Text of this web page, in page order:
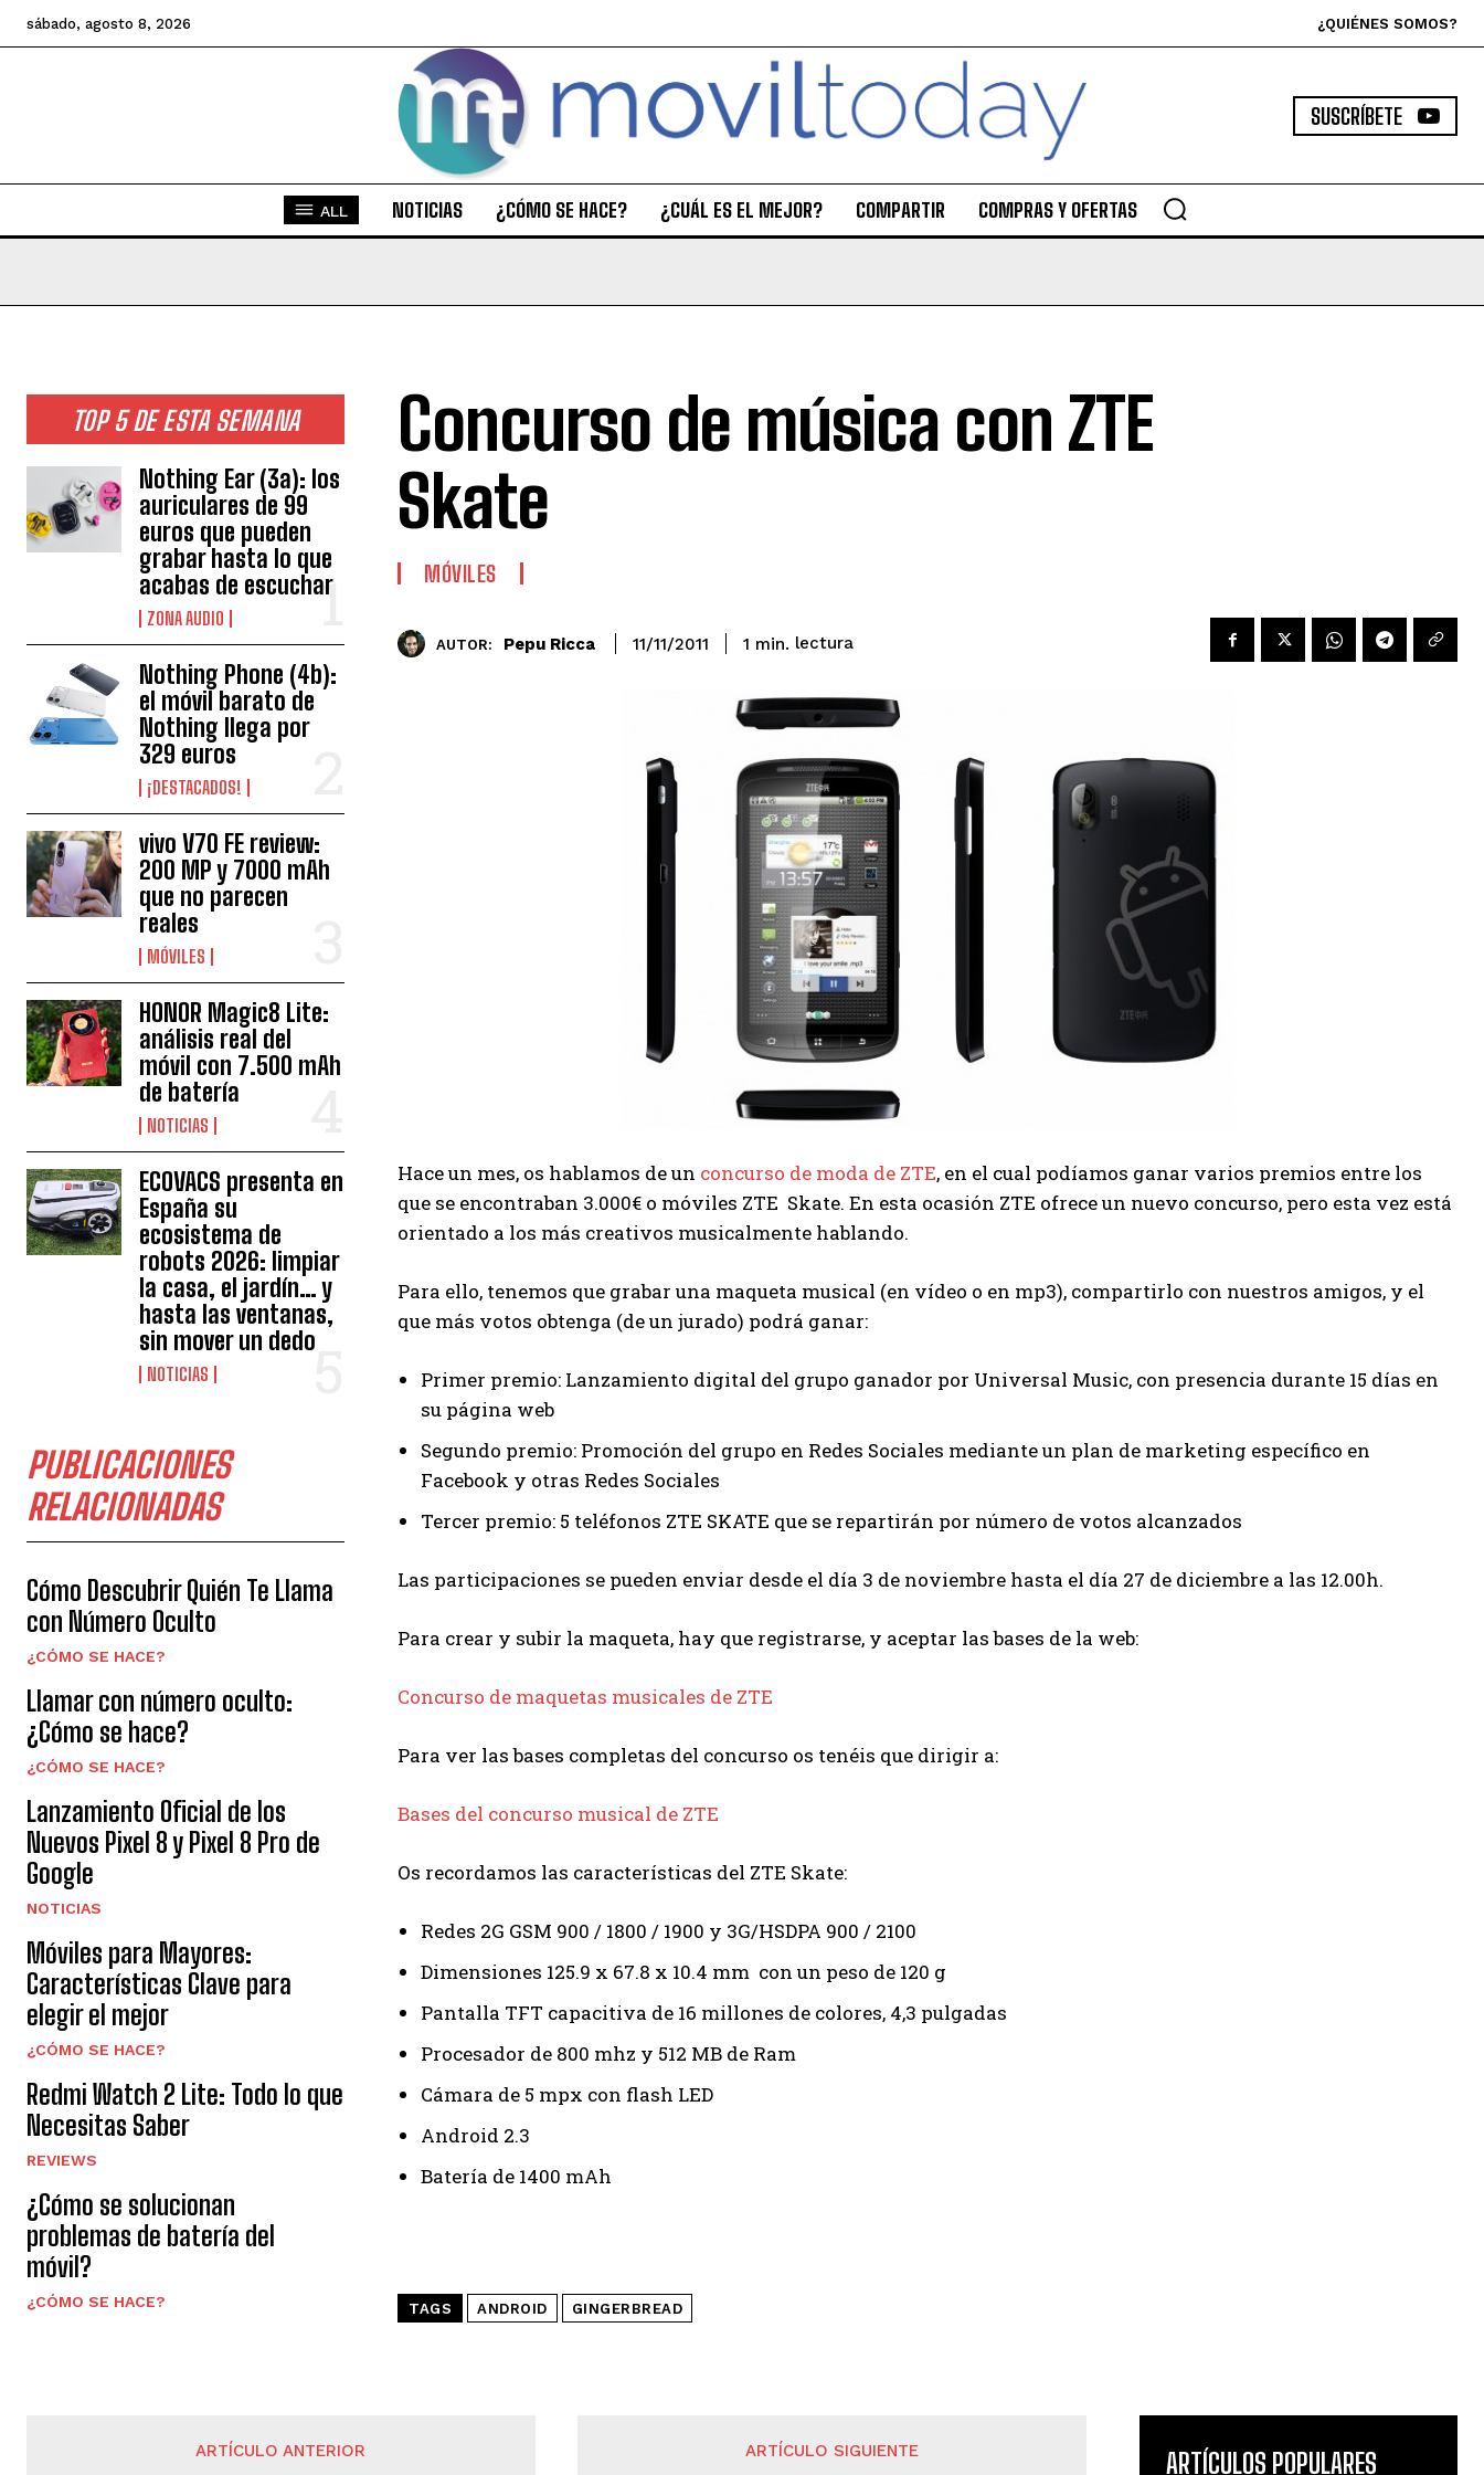
sábado, agosto 8, 2026 ¿QUIÉNES SOMOS?
SUSCRÍBETE
ALL NOTICIAS ¿CÓMO SE HACE? ¿CUÁL ES EL MEJOR? COMPARTIR COMPRAS Y OFERTAS
TOP 5 DE ESTA SEMANA
Nothing Ear (3a): los
auriculares de 99
euros que pueden
grabar hasta lo que
acabas de escuchar
ZONA AUDIO
Nothing Phone (4b):
el móvil barato de
Nothing llega por
329 euros
¡DESTACADOS!
vivo V70 FE review:
200 MP y 7000 mAh
que no parecen
reales
MÓVILES
HONOR Magic8 Lite:
análisis real del
móvil con 7.500 mAh
de batería
NOTICIAS
ECOVACS presenta en
España su
ecosistema de
robots 2026: limpiar
la casa, el jardín… y
hasta las ventanas,
sin mover un dedo
NOTICIAS
PUBLICACIONES
RELACIONADAS
Cómo Descubrir Quién Te Llama
con Número Oculto
¿CÓMO SE HACE?
Llamar con número oculto:
¿Cómo se hace?
¿CÓMO SE HACE?
Lanzamiento Oficial de los
Nuevos Pixel 8 y Pixel 8 Pro de
Google
NOTICIAS
Móviles para Mayores:
Características Clave para
elegir el mejor
¿CÓMO SE HACE?
Redmi Watch 2 Lite: Todo lo que
Necesitas Saber
REVIEWS
¿Cómo se solucionan
problemas de batería del
móvil?
¿CÓMO SE HACE?
Concurso de música con ZTE
Skate
MÓVILES
AUTOR: Pepu Ricca 11/11/2011 1 min. lectura
Hace un mes, os hablamos de un concurso de moda de ZTE, en el cual podíamos ganar varios premios entre los
que se encontraban 3.000€ o móviles ZTE Skate. En esta ocasión ZTE ofrece un nuevo concurso, pero esta vez está
orientado a los más creativos musicalmente hablando.
Para ello, tenemos que grabar una maqueta musical (en vídeo o en mp3), compartirlo con nuestros amigos, y el
que más votos obtenga (de un jurado) podrá ganar:
Primer premio: Lanzamiento digital del grupo ganador por Universal Music, con presencia durante 15 días en
su página web
Segundo premio: Promoción del grupo en Redes Sociales mediante un plan de marketing específico en
Facebook y otras Redes Sociales
Tercer premio: 5 teléfonos ZTE SKATE que se repartirán por número de votos alcanzados
Las participaciones se pueden enviar desde el día 3 de noviembre hasta el día 27 de diciembre a las 12.00h.
Para crear y subir la maqueta, hay que registrarse, y aceptar las bases de la web:
Concurso de maquetas musicales de ZTE
Para ver las bases completas del concurso os tenéis que dirigir a:
Bases del concurso musical de ZTE
Os recordamos las características del ZTE Skate:
Redes 2G GSM 900 / 1800 / 1900 y 3G/HSDPA 900 / 2100
Dimensiones 125.9 x 67.8 x 10.4 mm con un peso de 120 g
Pantalla TFT capacitiva de 16 millones de colores, 4,3 pulgadas
Procesador de 800 mhz y 512 MB de Ram
Cámara de 5 mpx con flash LED
Android 2.3
Batería de 1400 mAh
TAGS ANDROID GINGERBREAD
ARTÍCULO ANTERIOR ARTÍCULO SIGUIENTE ARTÍCULOS POPULARES